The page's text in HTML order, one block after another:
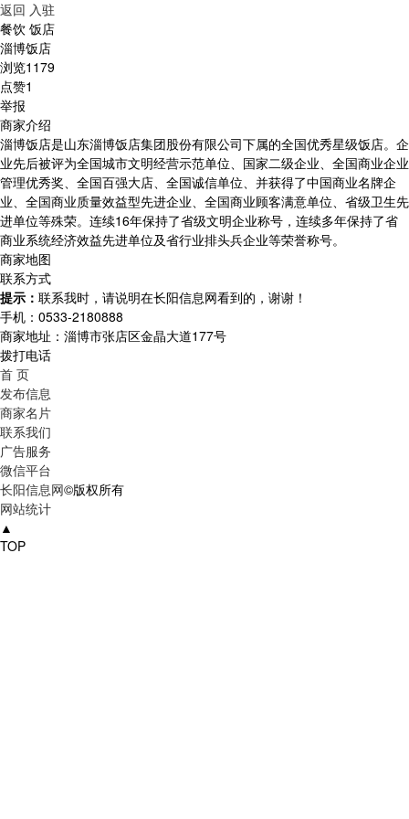
返回 入驻
餐饮 饭店
淄博饭店
浏览1179
点赞1
举报
商家介绍
淄博饭店是山东淄博饭店集团股份有限公司下属的全国优秀星级饭店。企
业先后被评为全国城市文明经营示范单位、国家二级企业、全国商业企业
管理优秀奖、全国百强大店、全国诚信单位、并获得了中国商业名牌企
业、全国商业质量效益型先进企业、全国商业顾客满意单位、省级卫生先
进单位等殊荣。连续16年保持了省级文明企业称号，连续多年保持了省
商业系统经济效益先进单位及省行业排头兵企业等荣誉称号。
商家地图
联系方式
提示： 联系我时，请说明在长阳信息网看到的，谢谢！
手机： 0533-2180888
商家地址： 淄博市张店区金晶大道177号
拨打电话
首 页
发布信息
商家名片
联系我们
广告服务
微信平台
长阳信息网©版权所有
网站统计
▲
TOP